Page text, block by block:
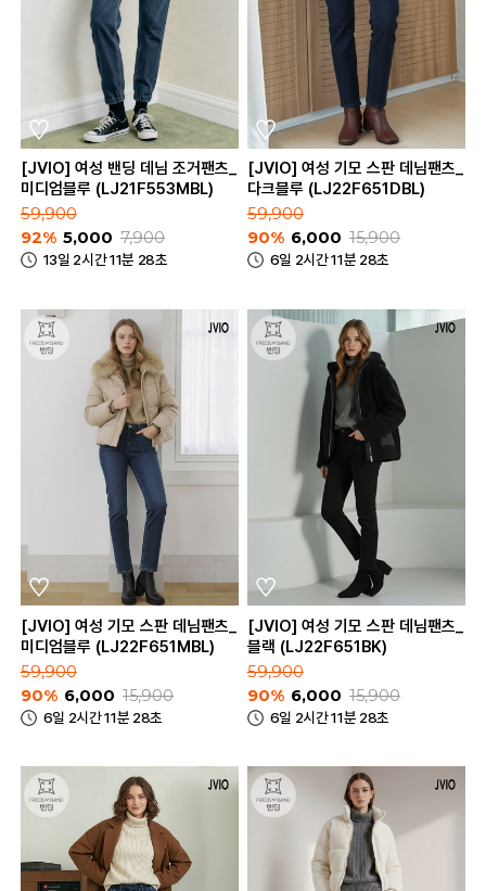
[JVIO] 여성 밴딩 데님 조거팬츠_
미디엄블루 (LJ21F553MBL)
59,900
92% 5,000 7,900
13일 2시간 11분 28초
[JVIO] 여성 기모 스판 데님팬츠_
다크블루 (LJ22F651DBL)
59,900
90% 6,000 15,900
6일 2시간 11분 28초
[JVIO] 여성 기모 스판 데님팬츠_
미디엄블루 (LJ22F651MBL)
59,900
90% 6,000 15,900
6일 2시간 11분 28초
[JVIO] 여성 기모 스판 데님팬츠_
블랙 (LJ22F651BK)
59,900
90% 6,000 15,900
6일 2시간 11분 28초